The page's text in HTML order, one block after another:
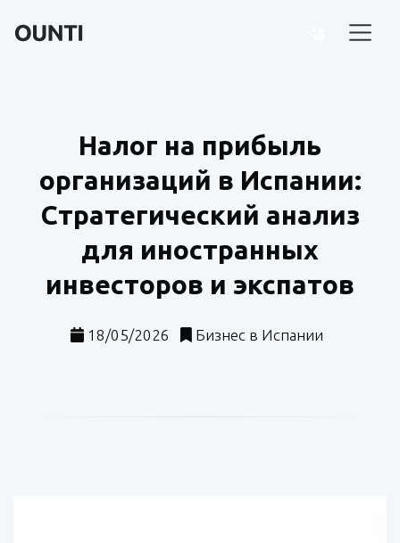
Налог на прибыль
организаций в Испании:
Стратегический анализ
для иностранных
инвесторов и экспатов
18/05/2026 Бизнес в Испании